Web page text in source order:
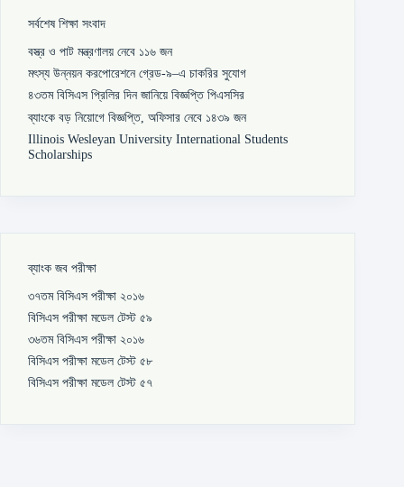
সর্বশেষ শিক্ষা সংবাদ
বস্ত্র ও পাট মন্ত্রণালয় নেবে ১১৬ জন
মৎস্য উন্নয়ন করপোরেশনে গ্রেড-৯–এ চাকরির সুযোগ
৪৩তম বিসিএস প্রিলির দিন জানিয়ে বিজ্ঞপ্তি পিএসসির
ব্যাংকে বড় নিয়োগে বিজ্ঞপ্তি, অফিসার নেবে ১৪৩৯ জন
Illinois Wesleyan University International Students
Scholarships
ব্যাংক জব পরীক্ষা
৩৭তম বিসিএস পরীক্ষা ২০১৬
বিসিএস পরীক্ষা মডেল টেস্ট ৫৯
৩৬তম বিসিএস পরীক্ষা ২০১৬
বিসিএস পরীক্ষা মডেল টেস্ট ৫৮
বিসিএস পরীক্ষা মডেল টেস্ট ৫৭